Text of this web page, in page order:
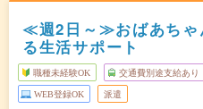
≪週2日～≫おばあちゃ
る生活サポート
職種未経験OK 交通費別途支給あり
WEB登録OK 派遣